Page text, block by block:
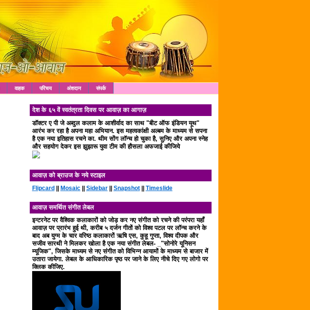
वाहक परिचय अंशदान संपर्क
देश के ६५ वें स्वतंत्रता दिवस पर आवाज़ का आगाज़
डॉक्टर ए पी जे अब्दुल कलाम के आशीर्वाद का साथ "बीट ऑफ इंडियन यूथ"
आरंभ कर रहा है अपना महा अभियान. इस महत्वकांक्षी अल्बम के माध्यम से सपना
है एक नया इतिहास रचने का. थीम सोंग लॉन्च हो चुका है, सुनिए और अपना स्नेह
और सहयोग देकर इस झुझारू युवा टीम की हौसला अफजाई कीजिये
आवाज़ को ब्राउज के नये स्टाइल
Flipcard Mosaic|| Sidebar|| Snapshot|| Timeslide
आवाज़ समर्थित संगीत लेबल
इन्टरनेट पर वैश्विक कलाकारों को जोड़ कर नए संगीत को रचने की परंपरा यहाँ
आवाज़ पर प्रारंभ हुई थी, करीब ५ दर्जन गीतों को विश्व पटल पर लॉन्च करने के
बाद अब युग्म के चार वरिष्ठ कलाकारों ऋषि एस, कुहू गुप्ता, विश्व दीपक और
सजीव सारथी ने मिलकर खोला है एक नया संगीत लेबल- _"सोनोरे यूनिसन
म्यूजिक", जिसके माध्यम से नए संगीत को विभिन्न आयामों के माध्यम से बाजार में
उतारा जायेगा. लेबल के आधिकारिक पृष्ठ पर जाने के लिए नीचे दिए गए लोगो पर
क्लिक कीजिए.